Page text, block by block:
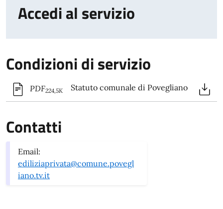
Accedi al servizio
Condizioni di servizio
PDF224,5K Statuto comunale di Povegliano
Contatti
Email:
ediliziaprivata@comune.povegl
iano.tv.it